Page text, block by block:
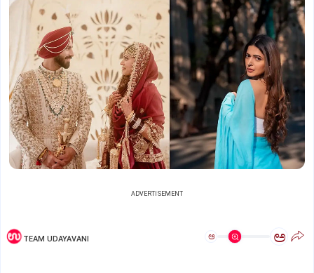
ADVERTISEMENT
TEAM UDAYAVANI ಅ ಅ